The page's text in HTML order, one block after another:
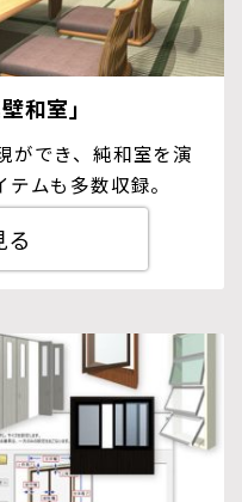
和室」
ができ、純和室を演
ムも多数収録。
る